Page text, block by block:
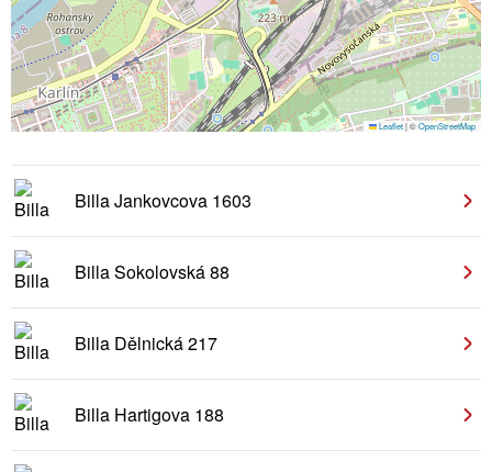
Leaflet|©OpenStreetMap
Billa Jankovcova 1603
Billa Sokolovská 88
Billa Dělnická 217
Billa Hartigova 188